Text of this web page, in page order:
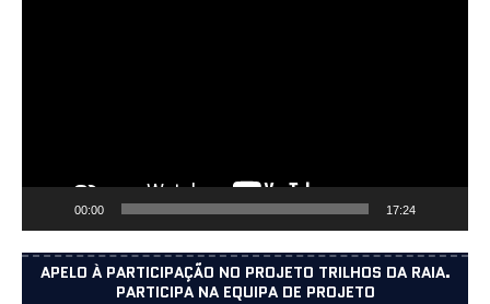
00:00 17:24
APELO À PARTICIPAÇÃO NO PROJETO TRILHOS DA RAIA.
PARTICIPA NA EQUIPA DE PROJETO